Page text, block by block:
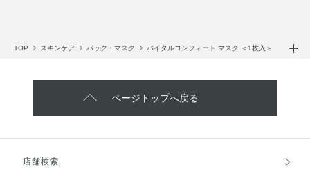
TOP スキンケア パック・マスク バイタルコンフォート マスク ＜1枚入＞
ページトップへ戻る
店舗検索